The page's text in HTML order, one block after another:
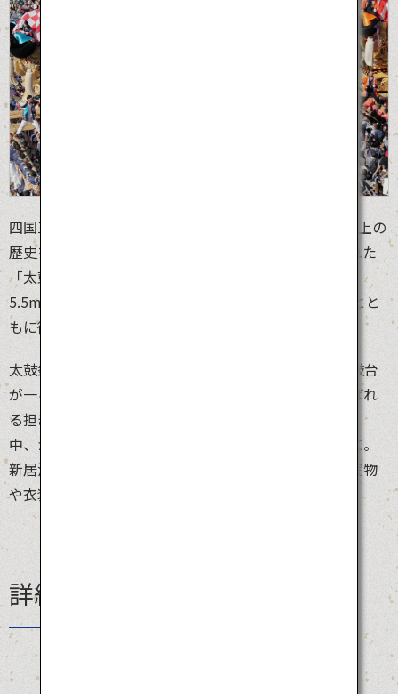
四国三大祭りの一つ「新居浜太鼓祭り」は、1,000年以上の
歴史を持つ豪華絢爛で勇壮な秋祭りです。美しく飾られた
「太鼓台（たいこだい）」と呼ばれる重さ3トン、高さ
5.5mもある巨大な山車54基が、それぞれ150人の男衆とと
もに街を練り歩き豊作を祝います。
太鼓祭り最大の見どころは「かきくらべ」。複数の太鼓台
が一ヶ所に集まり、タイヤをはずして「かき夫」と呼ばれ
る担ぎ手たちの人力だけで動かします。太鼓が鳴り響く
中、かき夫が太鼓台を高く持ち上げると、熱気は頂点に。
新居浜駅前の「太鼓台ミュージアム」では、太鼓台の実物
や衣装をじっくり見ることができます。
詳細情報